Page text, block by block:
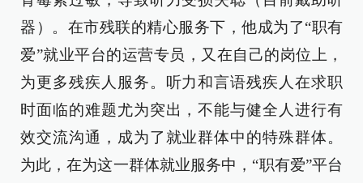
器）。在市残联的精心服务下，他成为了“职有
爱”就业平台的运营专员，又在自己的岗位上，
为更多残疾人服务。听力和言语残疾人在求职
时面临的难题尤为突出，不能与健全人进行有
效交流沟通，成为了就业群体中的特殊群体。
为此，在为这一群体就业服务中，“职有爱”平台